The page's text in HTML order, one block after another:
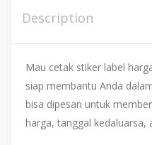
Description
Mau cetak stiker label
siap membantu Anda
bisa dipesan untuk
harga, tanggal kedaluarsa,